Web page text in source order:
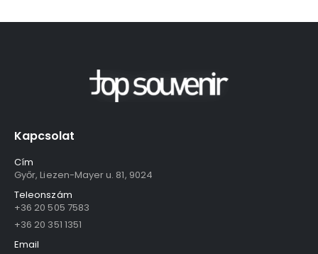
Kapcsolat
Cím
Győr, Liezen-Mayer u. 81, 9024
Teleonszám
+36 20 505 7583
+36 20 351 1351
Email